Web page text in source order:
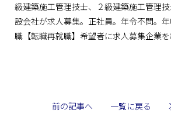
級建築施工管理技士、２級建築施工管理
設会社が求人募集。正社員。年令不問。
職【転職再就職】希望者に求人募集企業を
前の記事へ 一覧に戻る